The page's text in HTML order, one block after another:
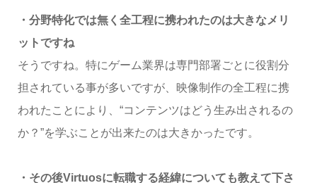
・分野特化では無く全工程に携われたのは大きなメリ
ットですね
そうですね。特にゲーム業界は専門部署ごとに役割分
担されている事が多いですが、映像制作の全工程に携
われたことにより、“コンテンツはどう生み出されるの
か？”を学ぶことが出来たのは大きかったです。
・その後Virtuosに転職する経緯についても教えて下さ